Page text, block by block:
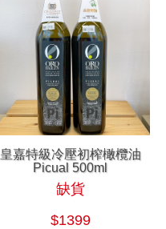
皇嘉特級冷壓初榨橄欖油
Picual 500ml
缺貨
$1399